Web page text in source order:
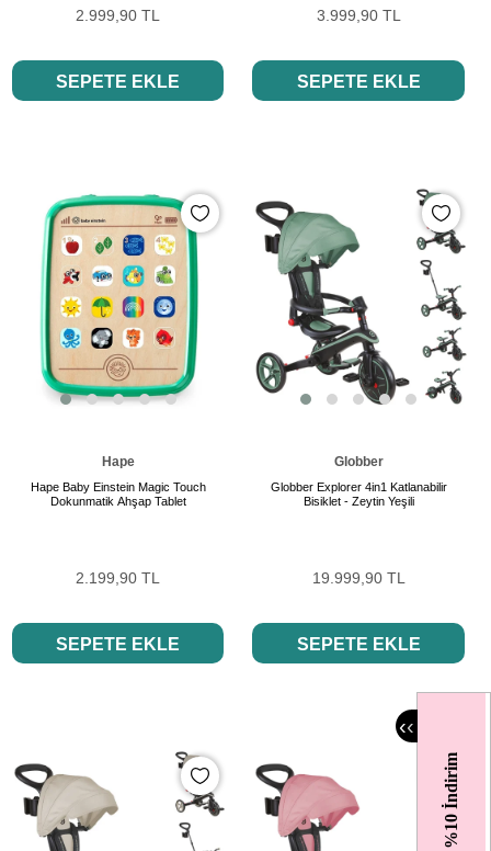
%10 İndirim
‹‹
2.999,90 TL
SEPETE EKLE
3.999,90 TL
SEPETE EKLE
Hape
Hape Baby Einstein Magic Touch
Dokunmatik Ahşap Tablet
2.199,90 TL
SEPETE EKLE
Globber
Globber Explorer 4in1 Katlanabilir
Bisiklet - Zeytin Yeşili
19.999,90 TL
SEPETE EKLE